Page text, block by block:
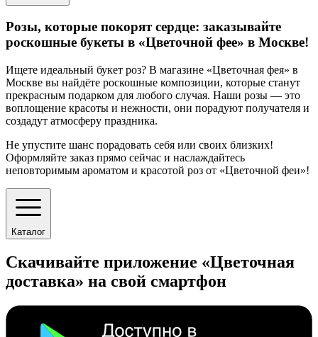
Розы, которые покорят сердце: заказывайте
роскошные букеты в «Цветочной фее» в Москве!
Ищете идеальный букет роз? В магазине «Цветочная фея» в
Москве вы найдёте роскошные композиции, которые станут
прекрасным подарком для любого случая. Наши розы — это
воплощение красоты и нежности, они порадуют получателя и
создадут атмосферу праздника.
Не упустите шанс порадовать себя или своих близких!
Оформляйте заказ прямо сейчас и наслаждайтесь
неповторимым ароматом и красотой роз от «Цветочной феи»!
Каталог
Скачивайте приложение «Цветочная
доставка» на свой смартфон